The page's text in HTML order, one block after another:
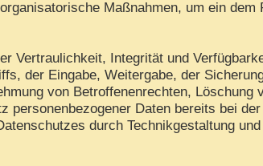
Maßnahmen, um ein
Vertraulichkeit, Integrität und
der Eingabe, Weitergabe, der
von Betroffenenrechten, Löschung
Daten bereits bei
durch Technikgestaltung